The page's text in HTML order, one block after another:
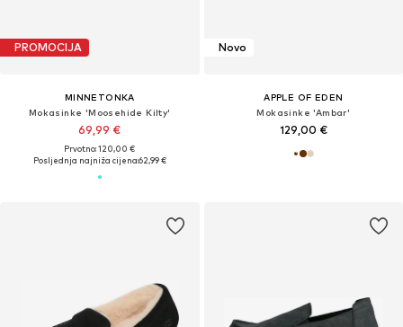
PROMOCIJA
MINNETONKA
Mokasinke 'Moosehide Kilty'
69,99 €
Prvotno: 120,00 €
Posljednja najniža cijena:62,99 €
Novo
APPLE OF EDEN
Mokasinke 'Ambar'
129,00 €